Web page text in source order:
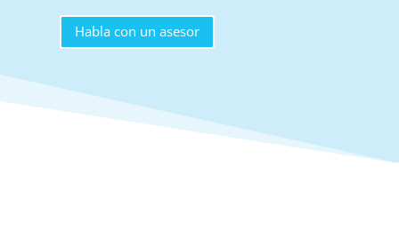
Habla con un asesor